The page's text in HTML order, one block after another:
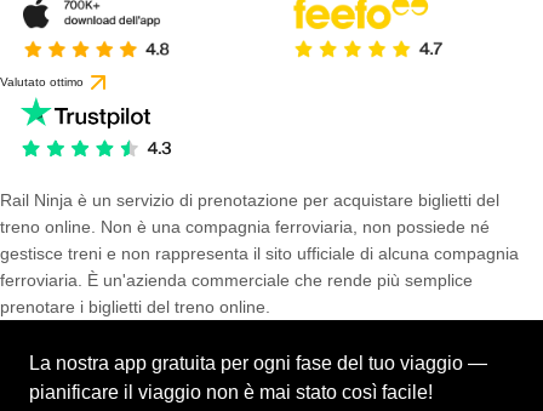
Valutato ottimo
Rail Ninja è un servizio di prenotazione per acquistare biglietti del
treno online. Non è una compagnia ferroviaria, non possiede né
gestisce treni e non rappresenta il sito ufficiale di alcuna compagnia
ferroviaria. È un'azienda commerciale che rende più semplice
prenotare i biglietti del treno online.
La nostra app gratuita per ogni fase del tuo viaggio —
pianificare il viaggio non è mai stato così facile!